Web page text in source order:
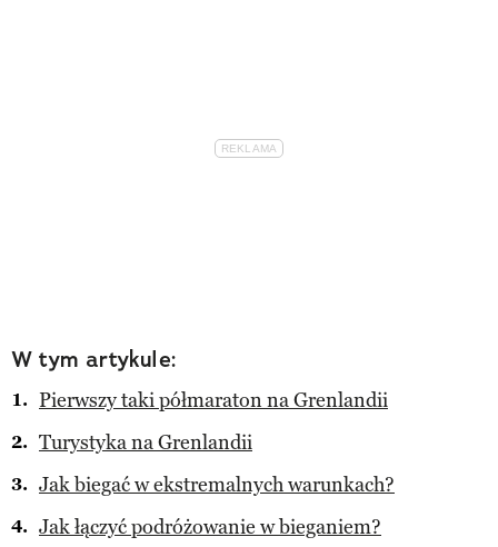
W tym artykule:
Pierwszy taki półmaraton na Grenlandii
Turystyka na Grenlandii
Jak biegać w ekstremalnych warunkach?
Jak łączyć podróżowanie w bieganiem?